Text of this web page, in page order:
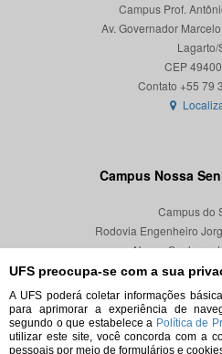
UFS preocupa-se com a sua
A UFS poderá coletar informações
para aprimorar a experiência de
segundo o que estabelece a Política de
utilizar este site, você concorda com a
pessoais por meio de formulários e
Campus Prof.
Av. Governador
Lagarto/
CEP
Campus Nossa
Campus do
Rodovia Engenheiro
Nossa Senhora
CEP